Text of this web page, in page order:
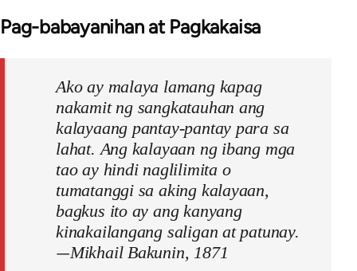
Pag-babayanihan at Pagkakaisa
Ako ay malaya lamang kapag
nakamit ng sangkatauhan ang
kalayaang pantay-pantay para sa
lahat. Ang kalayaan ng ibang mga
tao ay hindi naglilimita o
tumatanggi sa aking kalayaan,
bagkus ito ay ang kanyang
kinakailangang saligan at patunay.
—Mikhail Bakunin, 1871